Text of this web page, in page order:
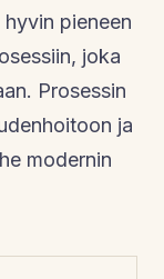
pieneen
joka
Prosessin
ja
modernin